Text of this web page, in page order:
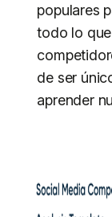
populares
todo lo
de ser
aprender